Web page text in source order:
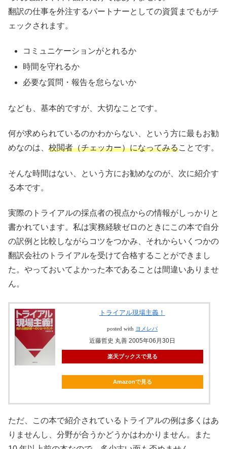
翻訳の仕事を外注するパートナーとしての資質までもがチ
ェックされます。
コミュニケーションがとれるか
時間を守れるか
必要な質問・報告を怠らないか
なども、基本的ですが、大切なことです。
何が求められているのかわからない、という方に最もお勧
めなのは、 校閲者（チェッカー）になってみることです。
そんな時間はない、という方にお勧めなのが、次に紹介す
る本です。
実際のトライアルの採点者の視点からの情報がしっかりと
書かれています。私は実務経験ゼロのときにこの本で自分
の訳例と比較しながらコツをつかみ、それからいくつかの
翻訳会社のトライアルを受けて合格することができまし
た。やっておいてよかった本であることは間違いありませ
ん。
トライアル現場主義！
posted with ヨメレバ
近藤哲史 丸善 2005年06月30日
楽天ブックスで見る
Amazonで見る
ただ、この本で紹介されているトライアルの例は多くはあ
りませんし、分野が合うかどうかはわかりません。また